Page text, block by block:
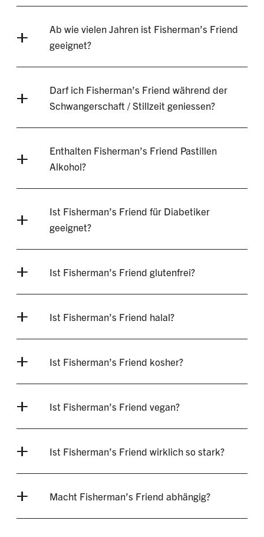
Ab wie vielen Jahren ist Fisherman’s Friend
geeignet?
Darf ich Fisherman’s Friend während der
Schwangerschaft / Stillzeit geniessen?
Enthalten Fisherman’s Friend Pastillen
Alkohol?
Ist Fisherman’s Friend für Diabetiker
geeignet?
Ist Fisherman’s Friend glutenfrei?
Ist Fisherman’s Friend halal?
Ist Fisherman’s Friend kosher?
Ist Fisherman’s Friend vegan?
Ist Fisherman’s Friend wirklich so stark?
Macht Fisherman’s Friend abhängig?